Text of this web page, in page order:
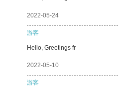
2022-05-24
游客
Hello, Greetings fr
2022-05-10
游客